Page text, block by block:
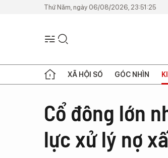
Thứ Năm, ngày 06/08/2026, 23:51:25
XÃ HỘI SỐ GÓC NHÌN
Cổ đông lớn
lực xử lý nợ